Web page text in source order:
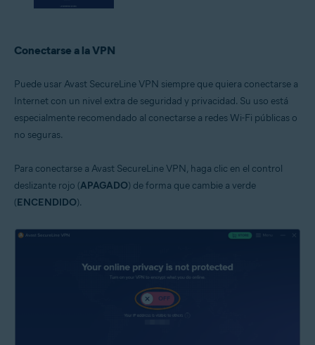
Conectarse a la VPN
Puede usar Avast SecureLine VPN siempre que quiera conectarse a
Internet con un nivel extra de seguridad y privacidad. Su uso está
especialmente recomendado al conectarse a redes Wi-Fi públicas o
no seguras.
Para conectarse a Avast SecureLine VPN, haga clic en el control
deslizante rojo (APAGADO) de forma que cambie a verde
(ENCENDIDO).